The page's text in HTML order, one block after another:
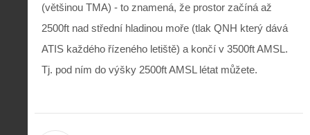
(většinou TMA) - to znamená, že prostor začíná až
2500ft nad střední hladinou moře (tlak QNH který dává
ATIS každého řízeného letiště) a končí v 3500ft AMSL.
Tj. pod ním do výšky 2500ft AMSL létat můžete.